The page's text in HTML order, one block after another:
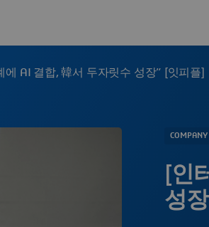
에 AI 결합, 韓서 두자릿수 성장” [잇피플]
COMPANY
[인
성